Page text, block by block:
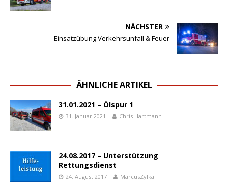
NÄCHSTER
Einsatzübung Verkehrsunfall & Feuer
ÄHNLICHE ARTIKEL
31.01.2021 – Ölspur 1
31. Januar 2021 Chris Hartmann
24.08.2017 – Unterstützung
Rettungsdienst
24. August 2017 MarcusZylka